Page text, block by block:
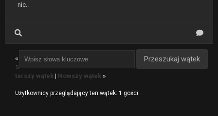
nic..
«
S
tarszy wątek | Nowszy wątek »
Użytkownicy przeglądający ten wątek: 1 gości